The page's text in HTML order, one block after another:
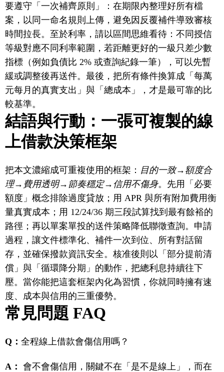
要遵守「一次補齊原則」：在期限內整理好所有檔
案，以同一命名規則上傳，避免因反覆補件導致審核
時間拉長。至於利率，請以區間思維看待：不同授信
等級對應不同利率範圍，若距離更好的一級只差少數
指標（例如負債比 2% 或查詢紀錄一筆），可以先暫
緩或調整後再送件。最後，把所有條件換算成「每萬
元每月的真實支出」與「總成本」，才是最可靠的比
較基準。
結語與行動：一張可複製的線
上借款決策框架
把本文濃縮成可重複使用的框架： 目的一致→額度合
理→費用透明→節奏穩定→信用不傷身。先用「必要
額度」概念排除過度貸放；用 APR 與所有附加費用衡
量真實成本；用 12/24/36 期三段試算找到最有餘裕的
路徑；再以單案單投的送件策略降低聯徵查詢。申請
過程，讓文件標準化、補件一次到位、所有對話留
存，並確保撥款資訊安全。核准後則以「部分提前清
償」與「循環降分期」的動作，把總利息持續往下
壓。當你能把這套框架內化為習慣，你就同時擁有速
度、成本與信用的三重優勢。
常見問題 FAQ
Q： 全程線上借款會傷信用嗎？
A： 會不會傷信用，關鍵不在「是不是線上」，而在